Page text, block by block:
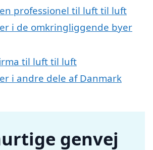
professionel til luft til luft
i de omkringliggende byer
til luft til luft
i andre dele af Danmark
genvej